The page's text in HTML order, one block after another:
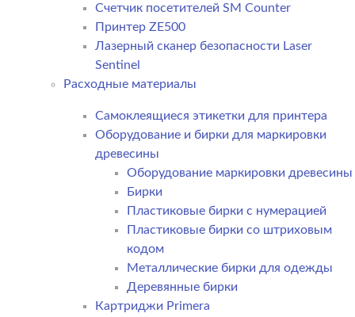
Счетчик посетителей SM Counter
Принтер ZE500
Лазерный сканер безопасности Laser
Sentinel
Расходные материалы
Самоклеящиеся этикетки для принтера
Оборудование и бирки для маркировки
древесины
Оборудование маркировки древесины
Бирки
Пластиковые бирки с нумерацией
Пластиковые бирки со штриховым
кодом
Металлические бирки для одежды
Деревянные бирки
Картриджи Primera